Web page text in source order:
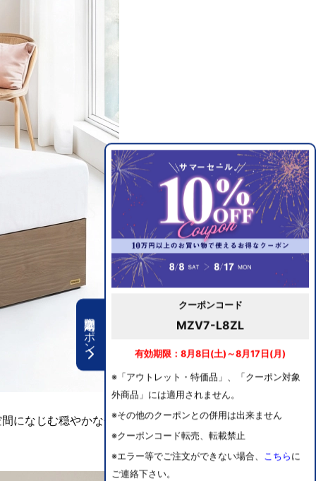
期間限定クーポン
クーポンコード
MZV7-L8ZL
有効期限：8月8日(土)～8月17日(月)
※「アウトレット・特価品」、「クーポン対象
外商品」には適用されません。
※その他のクーポンとの併用は出来ません
※クーポンコード転売、転載禁止
※エラー等でご注文ができない場合、 こちら に
ご連絡下さい。
になじむ穏やかな色